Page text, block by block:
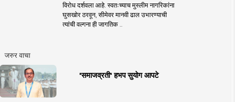
विरोध दर्शवला आहे. स्वतःच्याच मुस्लीम नागरिकांना
घुसखोर ठरवून, सीमेवर मानवी ढाल उभारण्याची
त्यांची वल्गना ही जागतिक ..
जरुर वाचा
'समाजव्रती' हभप सुयोग आपटे